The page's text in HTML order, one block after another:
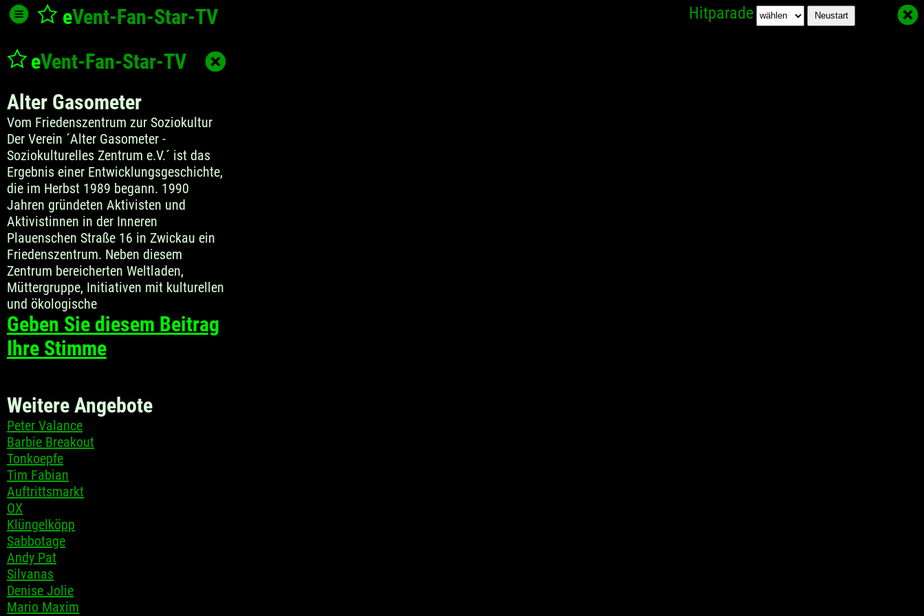
eVent-Fan-Star-TV Hitparade
eVent-Fan-Star-TV
Alter Gasometer
Vom Friedenszentrum zur Soziokultur
Der Verein ´Alter Gasometer -
Soziokulturelles Zentrum e.V.´ ist das
Ergebnis einer Entwicklungsgeschichte,
die im Herbst 1989 begann. 1990
Jahren gründeten Aktivisten und
Aktivistinnen in der Inneren
Plauenschen Straße 16 in Zwickau ein
Friedenszentrum. Neben diesem
Zentrum bereicherten Weltladen,
Müttergruppe, Initiativen mit kulturellen
und ökologische
Geben Sie diesem Beitrag
Ihre Stimme
Weitere Angebote
Peter Valance
Barbie Breakout
Tonkoepfe
Tim Fabian
Auftrittsmarkt
OX
Klüngelköpp
Sabbotage
Andy Pat
Silvanas
Denise Jolie
Mario Maxim